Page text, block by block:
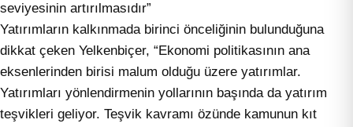
seviyesinin artırılmasıdır”
Yatırımların kalkınmada birinci önceliğinin bulunduğuna
dikkat çeken Yelkenbiçer, “Ekonomi politikasının ana
eksenlerinden birisi malum olduğu üzere yatırımlar.
Yatırımları yönlendirmenin yollarının başında da yatırım
teşvikleri geliyor. Teşvik kavramı özünde kamunun kıt